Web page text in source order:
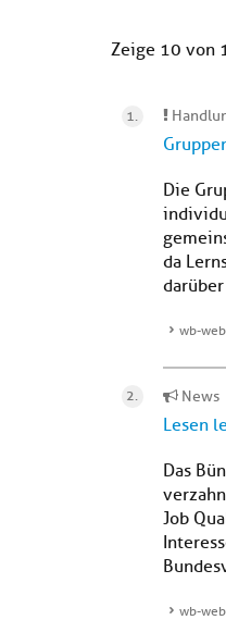
Zeige 10 von
Die
da
wb-web
News
Lesen
Das
Job
wb-web